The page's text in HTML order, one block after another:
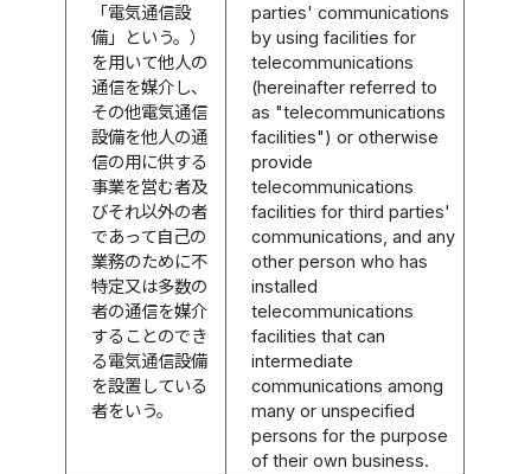
「電気通信設
備」という。）
を用いて他人の
通信を媒介し、
その他電気通信
設備を他人の通
信の用に供する
事業を営む者及
びそれ以外の者
であって自己の
業務のために不
特定又は多数の
者の通信を媒介
することのでき
る電気通信設備
を設置している
者をいう。
parties' communications
by using facilities for
telecommunications
(hereinafter referred to
as "telecommunications
facilities") or otherwise
provide
telecommunications
facilities for third parties'
communications, and any
other person who has
installed
telecommunications
facilities that can
intermediate
communications among
many or unspecified
persons for the purpose
of their own business.